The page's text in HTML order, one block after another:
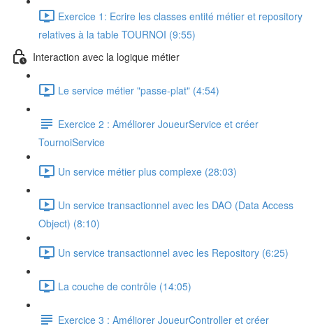
Exercice 1: Ecrire les classes entité métier et repository
relatives à la table TOURNOI (9:55)
Interaction avec la logique métier
Le service métier "passe-plat" (4:54)
Exercice 2 : Améliorer JoueurService et créer
TournoiService
Un service métier plus complexe (28:03)
Un service transactionnel avec les DAO (Data Access
Object) (8:10)
Un service transactionnel avec les Repository (6:25)
La couche de contrôle (14:05)
Exercice 3 : Améliorer JoueurController et créer